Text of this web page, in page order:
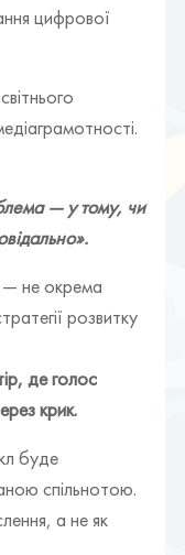
цифрової
— у тому, чи
— не окрема
розвитку
де голос
крик.
буде
спільнотою.
а не як